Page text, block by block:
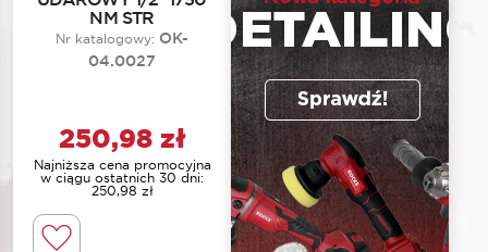
NM STR
Nr katalogowy: OK-
04.0027
250,98 zł
Najniższa cena promocyjna
w ciągu ostatnich 30 dni:
250,98 zł